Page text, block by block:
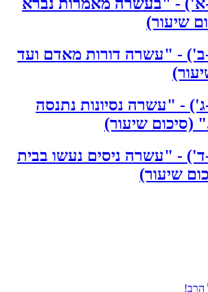
שיעור)
ב') - "עשרה דורות מאדם ועד
- "עשרה נסיונות נתנסה
(סיכום שיעור)
- "עשרה ניסים נעשו בבית
שיעור)